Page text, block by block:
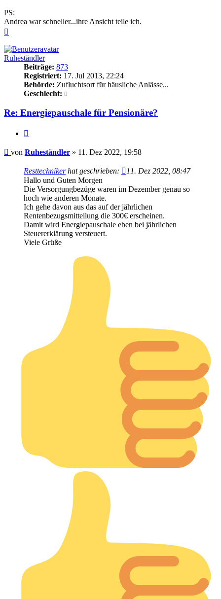
PS:
Andrea war schneller...ihre Ansicht teile ich.
Ruheständler
Beiträge: 873
Registriert: 17. Jul 2013, 22:24
Behörde: Zufluchtsort für häusliche Anlässe...
Geschlecht:
Re: Energiepauschale für Pensionäre?
Beitrag
von Ruheständler » 11. Dez 2022, 19:58
Resttechnikerhat geschrieben:
11. Dez 2022, 08:47
Hallo und Guten Morgen
Die Versorgungbezüge waren im Dezember genau so
hoch wie anderen Monate.
Ich gehe davon aus das auf der jährlichen
Rentenbezugsmitteilung die 300€ erscheinen.
Damit wird Energiepauschale eben bei jährlichen
Steuererklärung versteuert.
Viele Grüße